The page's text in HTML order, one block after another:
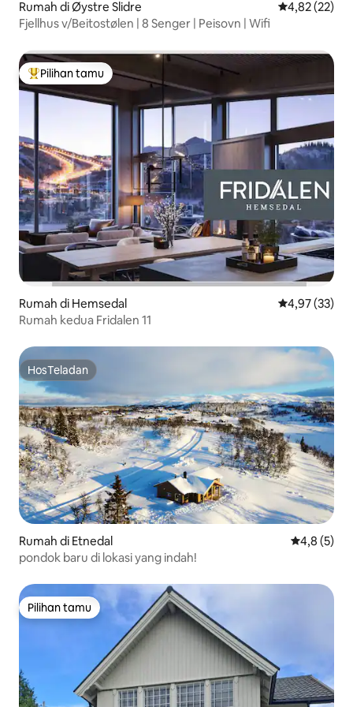
Rumah di Øystre Slidre Nilai rata-rata
4,82 (22)
Fjellhus v/Beitostølen | 8 Senger | Peisovn | Wifi
Pilihan tamu terpopuler
Pilihan tamu
Rumah di Hemsedal Nilai rata-rata
4,97 (33)
Rumah kedua Fridalen 11
HosTeladan
HosTeladan
Rumah di Etnedal Nilai rata-
4,8 (5)
pondok baru di lokasi yang indah!
Pilihan tamu
Pilihan tamu